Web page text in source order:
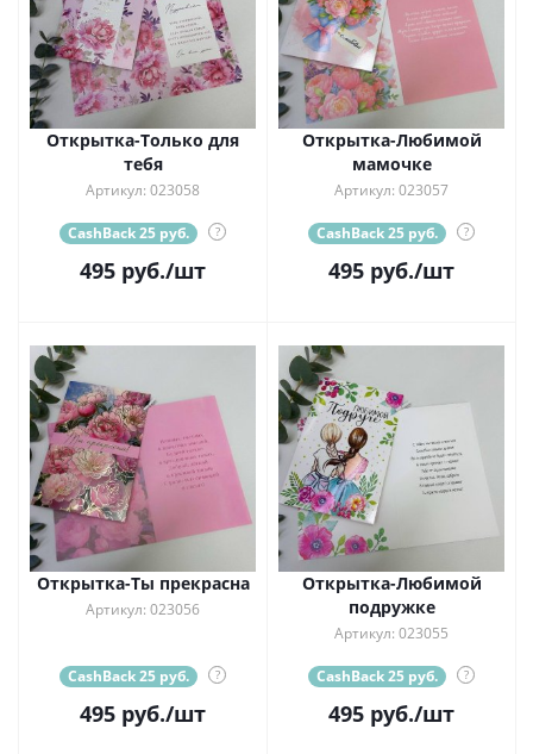
Открытка-Только для
тебя
Артикул: 023058
CashBack 25 руб. ?
495 руб./шт
Открытка-Любимой
мамочке
Артикул: 023057
CashBack 25 руб. ?
495 руб./шт
Открытка-Ты прекрасна
Артикул: 023056
CashBack 25 руб. ?
495 руб./шт
Открытка-Любимой
подружке
Артикул: 023055
CashBack 25 руб. ?
495 руб./шт